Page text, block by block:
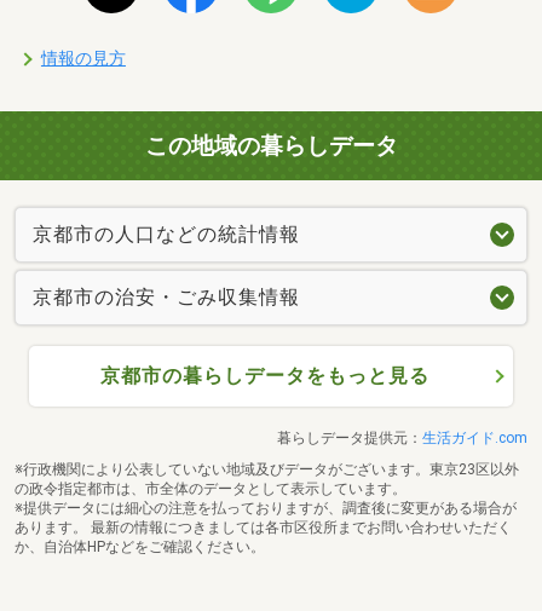
情報の見方
この地域の暮らしデータ
京都市の人口などの統計情報
京都市の治安・ごみ収集情報
京都市の暮らしデータをもっと見る
暮らしデータ提供元： 生活ガイド.com
※行政機関により公表していない地域及びデータがございます。東京23区以外
の政令指定都市は、市全体のデータとして表示しています。
※提供データには細心の注意を払っておりますが、調査後に変更がある場合が
あります。 最新の情報につきましては各市区役所までお問い合わせいただく
か、自治体HPなどをご確認ください。